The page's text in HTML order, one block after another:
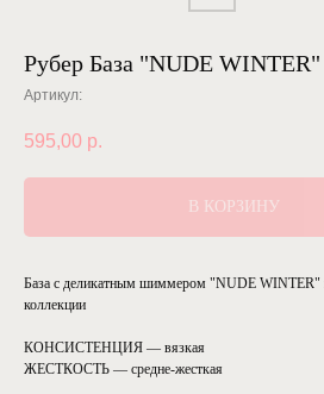
Рубер База "NUDE
Артикул:
595,00 р.
В КОРЗИНУ
База с деликатным шиммером "NUDE WINTER"
коллекции
КОНСИСТЕНЦИЯ — вязкая
ЖЕСТКОСТЬ — средне-жесткая